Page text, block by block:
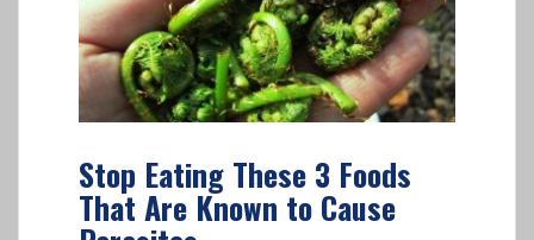
Stop Eating These 3 Foods
That Are Known to Cause